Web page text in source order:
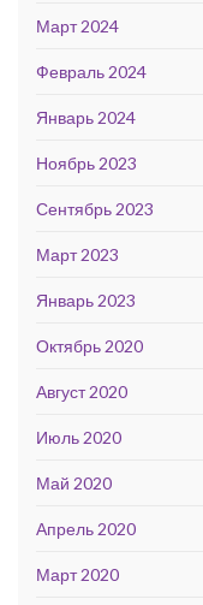
Март 2024
Февраль 2024
Январь 2024
Ноябрь 2023
Сентябрь 2023
Март 2023
Январь 2023
Октябрь 2020
Август 2020
Июль 2020
Май 2020
Апрель 2020
Март 2020